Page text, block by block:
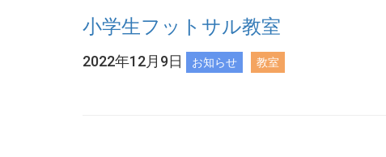
小学生フットサル教室
2022年12月9日 お知らせ 教室